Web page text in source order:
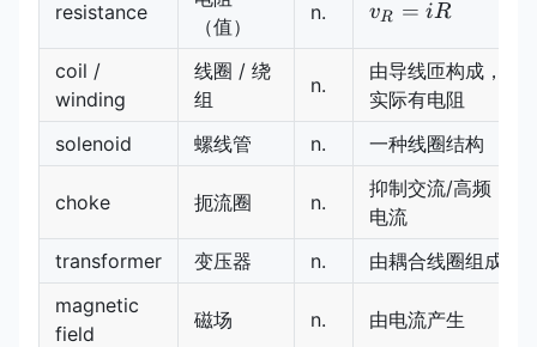
resistance
（值）
n. v_R=iR
vR = iR
coil /
winding
线圈 / 绕
组
n.
由导线匝构成，
实际有电阻
solenoid
螺线管 n. 一种线圈结构
choke 扼流圈 n.
抑制交流/高频
电流
transformer
变压器 n.
由耦合线圈组成
magnetic
field
磁场 n. 由电流产生